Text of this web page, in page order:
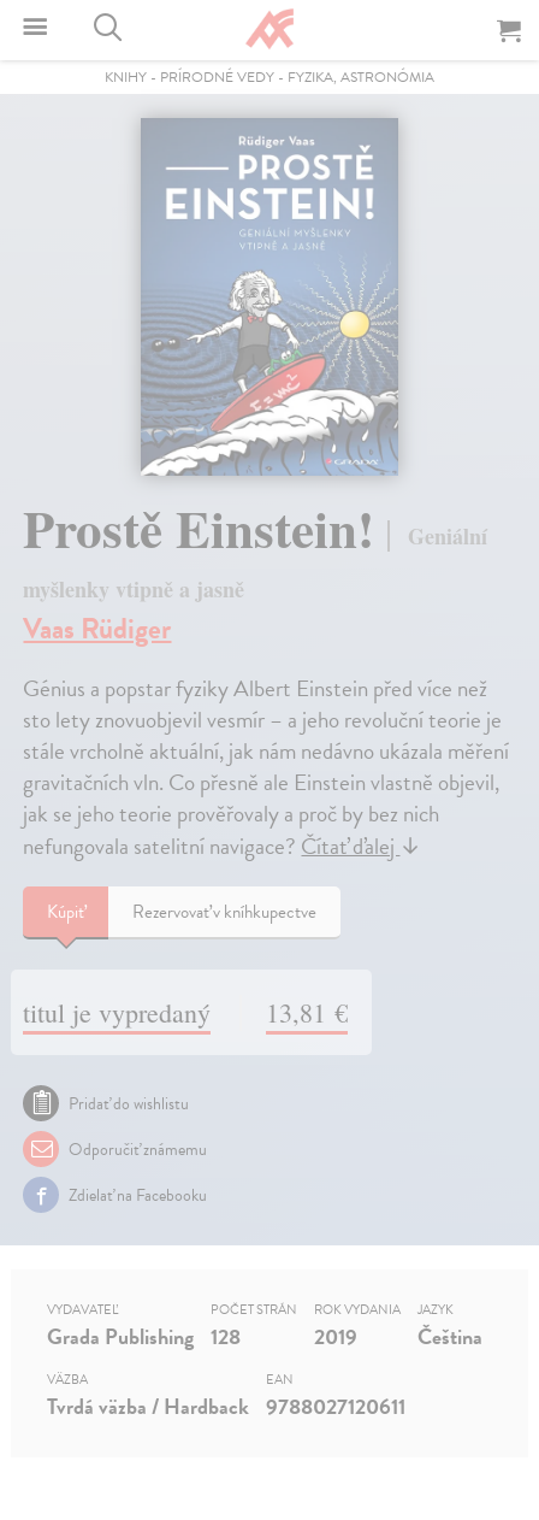
KNIHY - PRÍRODNÉ VEDY - FYZIKA, ASTRONÓMIA
Prostě Einstein!
Geniální
myšlenky vtipně a jasně
Vaas Rüdiger
Génius a popstar fyziky Albert Einstein před více než
sto lety znovuobjevil vesmír – a jeho revoluční teorie je
stále vrcholně aktuální, jak nám nedávno ukázala měření
gravitačních vln. Co přesně ale Einstein vlastně objevil,
jak se jeho teorie prověřovaly a proč by bez nich
nefungovala satelitní navigace? Čítať ďalej ↓
Kúpiť Rezervovať v kníhkupectve
titul je vypredaný 13,81 €
Pridať do wishlistu
Odporučiť známemu
Zdielať na Facebooku
VYDAVATEĽ
Grada Publishing
POČET STRÁN
128
ROK VYDANIA
2019
JAZYK
Čeština
VÄZBA
Tvrdá väzba / Hardback
EAN
9788027120611